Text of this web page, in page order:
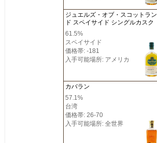
ジュエルズ・オブ・スコットラン
ド スペイサイド シングルカスク
61.5%
スペイサイド
価格帯: -181
入手可能場所: アメリカ
カバラン
57.1%
台湾
価格帯: 26-70
入手可能場所: 全世界